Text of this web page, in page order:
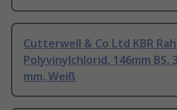
Cutterwell & Co Ltd KBR
Polyvinylchlorid, 146mm BS,
mm, Weiß